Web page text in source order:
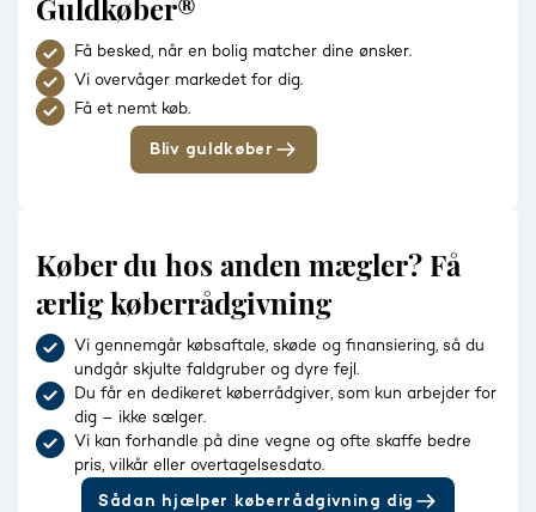
Guldkøber®
Få besked, når en bolig matcher dine ønsker.
Vi overvåger markedet for dig.
Få et nemt køb.
Bliv guldkøber
Køber du hos anden mægler? Få
ærlig køberrådgivning
Vi gennemgår købsaftale, skøde og finansiering, så du
undgår skjulte faldgruber og dyre fejl.
Du får en dedikeret køberrådgiver, som kun arbejder for
dig – ikke sælger.
Vi kan forhandle på dine vegne og ofte skaffe bedre
pris, vilkår eller overtagelsesdato.
Sådan hjælper køberrådgivning dig